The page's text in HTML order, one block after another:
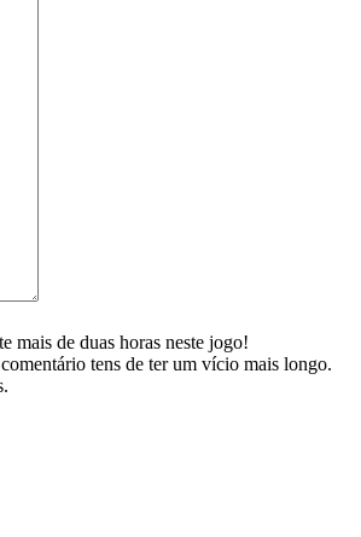
mais de duas horas neste jogo!
tens de ter um vício mais longo.